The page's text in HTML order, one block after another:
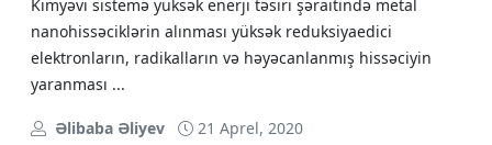
Kimyəvi sistemə yüksək enerji təsiri şəraitində metal
nanohissəciklərin alınması yüksək reduksiyaedici
elektronların, radikalların və həyəcanlanmış hissəciyin
yaranması ...
Əlibaba Əliyev 21 Aprel, 2020